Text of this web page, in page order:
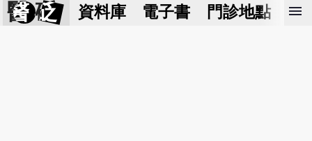
醫 砭 資料庫 電子書 門診地點 預
menu